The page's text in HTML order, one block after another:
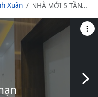
Xuân
NHÀ MỚI 5 TẦNG
QUAN NHÂN